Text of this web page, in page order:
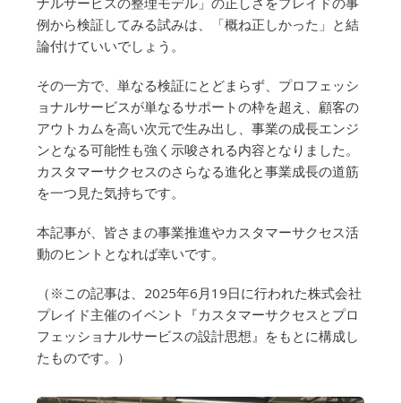
例から検証してみる試みは、「概ね正しかった」と結
論付けていいでしょう。
その一方で、単なる検証にとどまらず、プロフェッシ
ョナルサービスが単なるサポートの枠を超え、顧客の
アウトカムを高い次元で生み出し、事業の成長エンジ
ンとなる可能性も強く示唆される内容となりました。
カスタマーサクセスのさらなる進化と事業成長の道筋
を一つ見た気持ちです。
本記事が、皆さまの事業推進やカスタマーサクセス活
動のヒントとなれば幸いです。
（※この記事は、2025年6月19日に行われた株式会社
プレイド主催のイベント『カスタマーサクセスとプロ
フェッショナルサービスの設計思想』をもとに構成し
たものです。）